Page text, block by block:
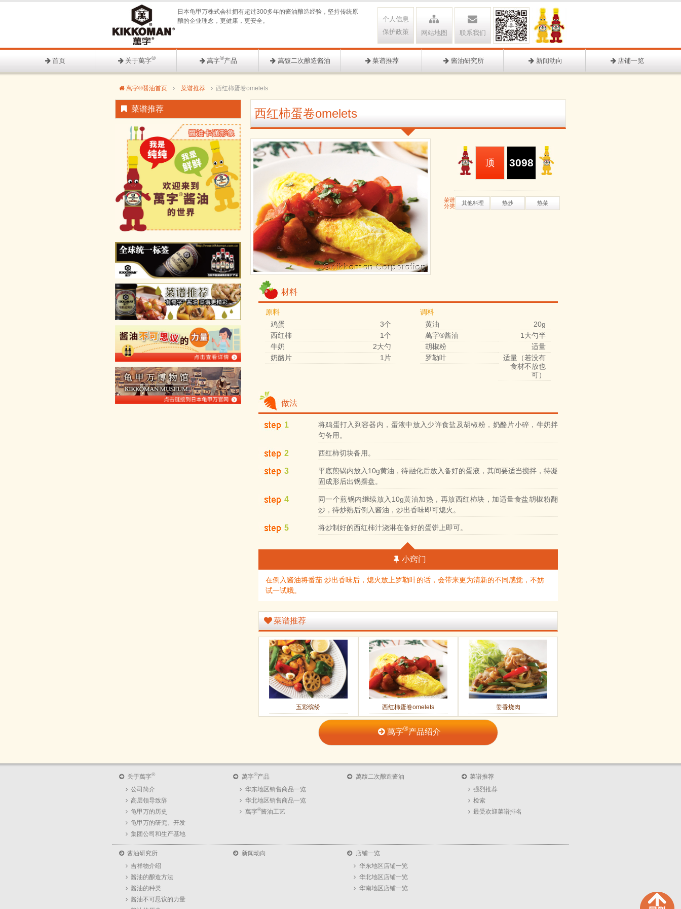
联系我们
网站地图
个人信息
保护政策
日本龟甲万株式会社拥有超过300多年的酱油酿造经验，坚持传统原
酿的企业理念，更健康，更安全。
首页 关于萬字® 萬字®产品 萬馥二次酿造酱油 菜谱推荐 酱油研究所 新闻动向 店铺一览
萬字®醤油首页 菜谱推荐 西红柿蛋卷omelets
西红柿蛋卷omelets
3098
顶
菜谱
分类
其他料理 热炒 热菜
材料
原料
鸡蛋
3个
西红柿
1个
牛奶
2大勺
奶酪片
1片
调料
黄油
20g
萬字®酱油
1大勺半
胡椒粉
适量
罗勒叶
适量（若没有
食材不放也
可）
做法
1
将鸡蛋打入到容器内，蛋液中放入少许食盐及胡椒粉，奶酪片小碎，牛奶拌
匀备用。
2 西红柿切块备用。
3
平底煎锅内放入10g黄油，待融化后放入备好的蛋液，其间要适当搅拌，待凝
固成形后出锅摆盘。
4
同一个煎锅内继续放入10g黄油加热，再放西红柿块，加适量食盐胡椒粉翻
炒，待炒熟后倒入酱油，炒出香味即可熄火。
5 将炒制好的西红柿汁浇淋在备好的蛋饼上即可。
小窍门
在倒入酱油将番茄 炒出香味后，熄火放上罗勒叶的话，会带来更为清新的不同感觉，不妨
试一试哦。
菜谱推荐
五彩缤纷 西红柿蛋卷omelets 姜香烧肉
萬字®产品绍介
菜谱推荐
关于萬字®
公司简介
高层领导致辞
龟甲万的历史
龟甲万的研究、开发
集团公司和生产基地
萬字®产品
华东地区销售商品一览
华北地区销售商品一览
萬字®酱油工艺
萬馥二次酿造酱油
菜谱推荐
强烈推荐
检索
最受欢迎菜谱排名
酱油研究所
吉祥物介绍
酱油的酿造方法
酱油的种类
酱油不可思议的力量
新闻动向
店铺一览
华东地区店铺一览
华北地区店铺一览
华南地区店铺一览